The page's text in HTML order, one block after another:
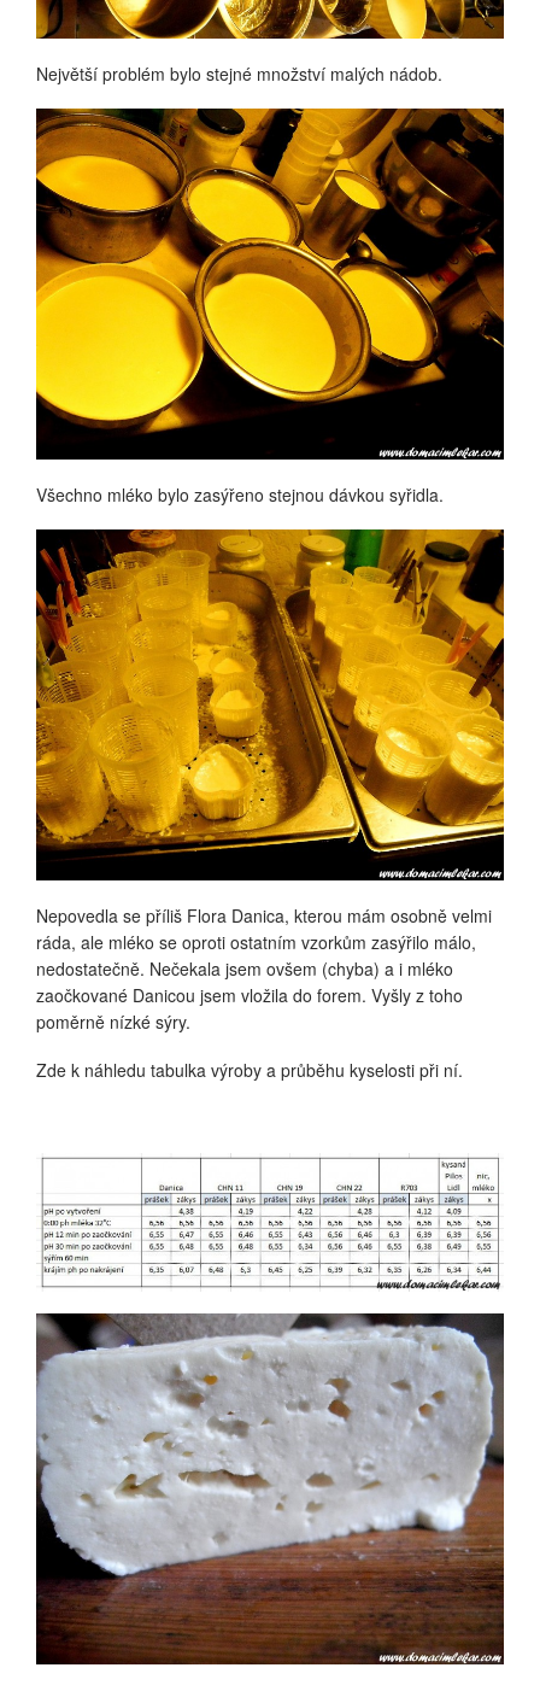
Největší problém bylo stejné množství malých nádob.
Všechno mléko bylo zasýřeno stejnou dávkou syřidla.
Nepovedla se příliš Flora Danica, kterou mám osobně velmi
ráda, ale mléko se oproti ostatním vzorkům zasýřilo málo,
nedostatečně. Nečekala jsem ovšem (chyba) a i mléko
zaočkované Danicou jsem vložila do forem. Vyšly z toho
poměrně nízké sýry.
Zde k náhledu tabulka výroby a průběhu kyselosti při ní.